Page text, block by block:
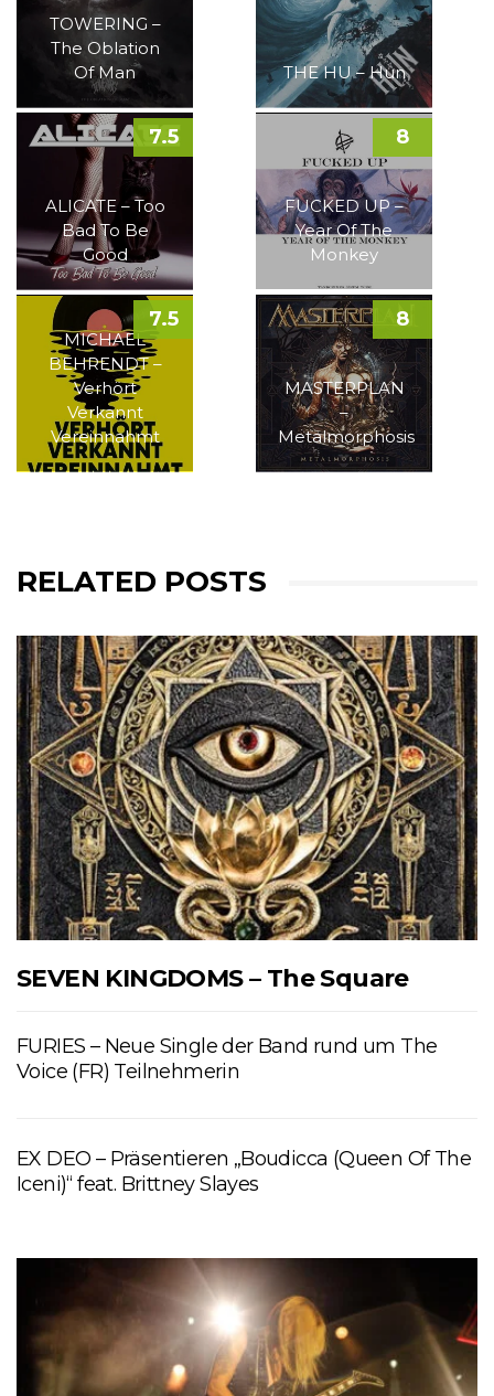
TOWERING –
The Oblation
Of Man
THE HU – Hun
ALICATE – Too
Bad To Be
Good
7.5
FUCKED UP –
Year Of The
Monkey
8
MICHAEL
BEHRENDT –
Verhört
Verkannt
Vereinnahmt
7.5
MASTERPLAN
–
Metalmorphosis
8
RELATED POSTS
SEVEN KINGDOMS – The Square
FURIES – Neue Single der Band rund um The
Voice (FR) Teilnehmerin
EX DEO – Präsentieren „Boudicca (Queen Of The
Iceni)“ feat. Brittney Slayes